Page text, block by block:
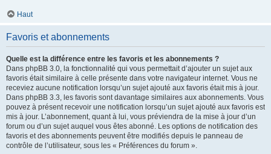
Haut
Favoris et abonnements
Quelle est la différence entre les favoris et les abonnements ?
Dans phpBB 3.0, la fonctionnalité qui vous permettait d’ajouter un sujet aux
favoris était similaire à celle présente dans votre navigateur internet. Vous ne
receviez aucune notification lorsqu’un sujet ajouté aux favoris était mis à jour.
Dans phpBB 3.3, les favoris sont davantage similaires aux abonnements. Vous
pouvez à présent recevoir une notification lorsqu’un sujet ajouté aux favoris est
mis à jour. L’abonnement, quant à lui, vous préviendra de la mise à jour d’un
forum ou d’un sujet auquel vous êtes abonné. Les options de notification des
favoris et des abonnements peuvent être modifiés depuis le panneau de
contrôle de l’utilisateur, sous les « Préférences du forum ».